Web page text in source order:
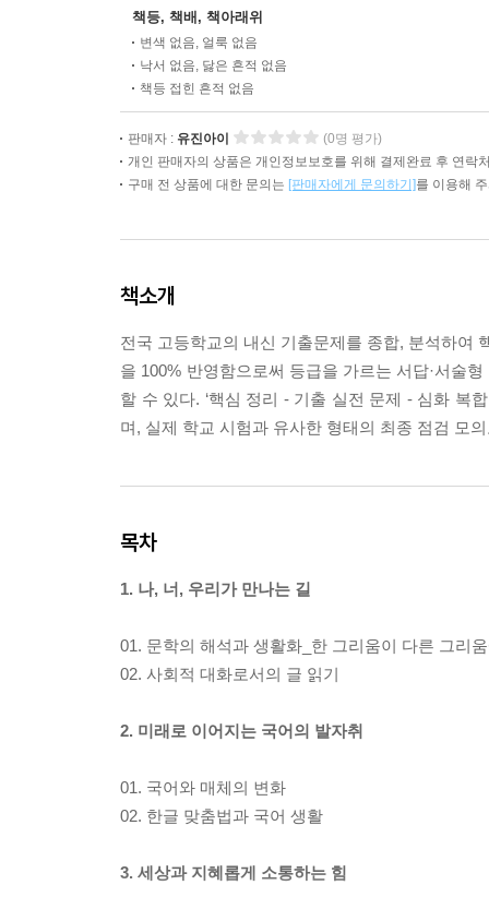
책등, 책배, 책아래위
변색 없음, 얼룩 없음
낙서 없음, 닳은 흔적 없음
책등 접힌 흔적 없음
판매자 : 유진아이
(0명 평가)
개인 판매자의 상품은 개인정보보호를 위해 결제완료 후 연락
구매 전 상품에 대한 문의는 [판매자에게 문의하기]를 이용해
책소개
전국 고등학교의 내신 기출문제를 종합, 분석하여
을 100% 반영함으로써 등급을 가르는 서답·서술
할 수 있다. ‘핵심 정리 - 기출 실전 문제 - 심화 복
며, 실제 학교 시험과 유사한 형태의 최종 점검 모
목차
1. 나, 너, 우리가 만나는 길
01. 문학의 해석과 생활화_한 그리움이 다른 그리
02. 사회적 대화로서의 글 읽기
2. 미래로 이어지는 국어의 발자취
01. 국어와 매체의 변화
02. 한글 맞춤법과 국어 생활
3. 세상과 지혜롭게 소통하는 힘